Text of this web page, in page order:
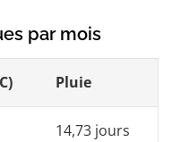
par mois
Pluie
14,73 jours